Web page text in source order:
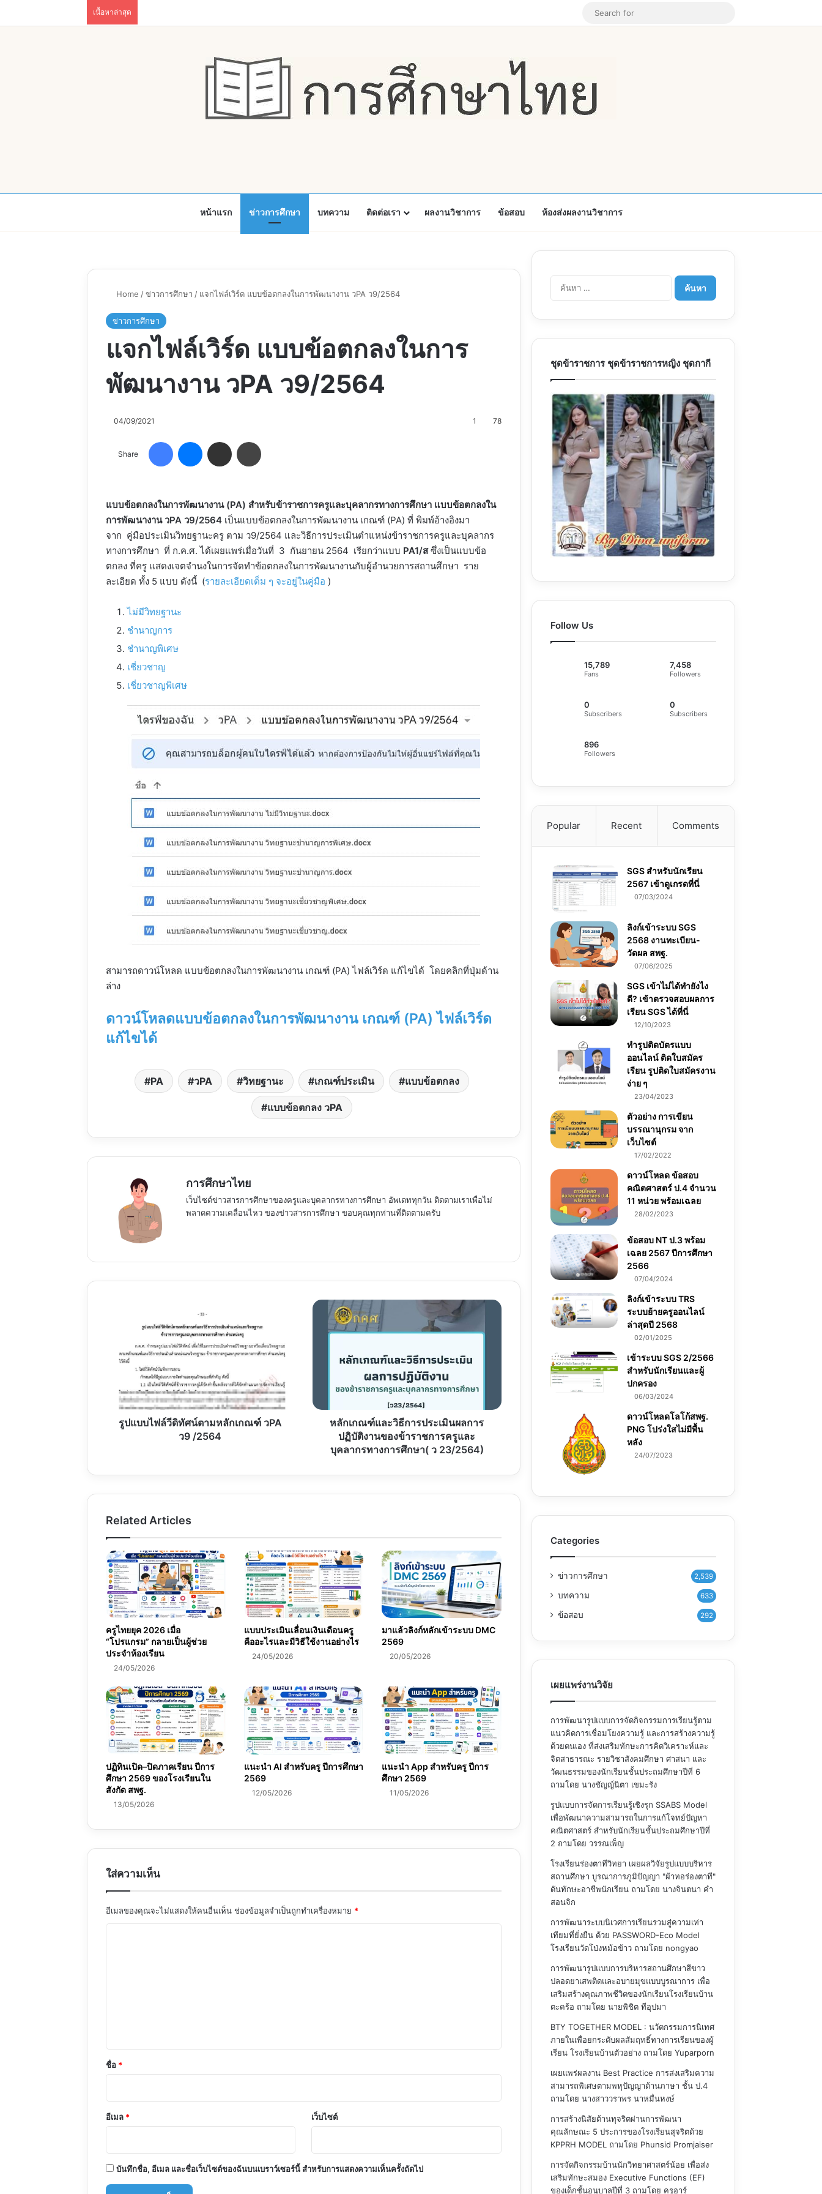
เนื้อหาล่าสุด Instagram
Random Article
หน้าแรก ข่าวการศึกษา บทความ ติดต่อเรา ผลงานวิชาการ ข้อสอบ ห้องส่งผลงานวิชาการ
Home /ข่าวการศึกษา / แจกไฟล์เวิร์ด แบบข้อตกลงในการพัฒนางาน วPA ว9/2564
ข่าวการศึกษา
แจกไฟล์เวิร์ด แบบข้อตกลงในการ
พัฒนางาน วPA ว9/2564
04/09/2021 1 78
Share
FacebookMessenger
Share via Email
แบบข้อตกลงในการพัฒนางาน (PA) สําหรับข้าราชการครูและบุคลากรทางการศึกษา แบบข้อตกลงใน
การพัฒนางาน วPA ว9/2564 เป็นแบบข้อตกลงในการพัฒนางาน เกณฑ์ (PA) ที่ พิมพ์อ้างอิงมา
จาก คู่มือประเมินวิทยฐานะครู ตาม ว9/2564 และวิธีการประเมินตำแหน่งข้าราชการครูและบุคลากร
ทางการศึกษา ที่ ก.ค.ศ. ได้เผยแพร่เมื่อวันที่ 3 กันยายน 2564 เรียกว่าแบบ PA1/สซึ่งเป็นแบบข้อ
ตกลง ที่ครู แสดงเจตจำนงในการจัดทำข้อตกลงในการพัฒนางานกับผู้อำนวยการสถานศึกษา ราย
ละเอียด ทั้ง 5 แบบ ดังนี้ (รายละเอียดเต็ม ๆ จะอยู่ในคู่มือ )
ไม่มีวิทยฐานะ
ชำนาญการ
ชำนาญพิเศษ
เชี่ยวชาญ
เชี่ยวชาญพิเศษ
สามารถดาวน์โหลด แบบข้อตกลงในการพัฒนางาน เกณฑ์ (PA) ไฟล์เวิร์ด แก้ไขได้ โดยคลิกที่ปุ่มด้าน
ล่าง
ดาวน์โหลดแบบข้อตกลงในการพัฒนางาน เกณฑ์ (PA) ไฟล์เวิร์ด
แก้ไขได้
PA วPA วิทยฐานะ เกณฑ์ประเมิน แบบข้อตกลง
แบบข้อตกลง วPA
การศึกษาไทย
เว็บไซต์ข่าวสารการศึกษาของครูและบุคลากรทางการศึกษา อัพเดททุกวัน ติดตามเราเพื่อไม่
พลาดความเคลื่อนไหว ของข่าวสารการศึกษา ขอบคุณทุกท่านที่ติดตามครับ
หลัก
เกณฑ์
รูปแบบไฟล์วีดิทัศน์ตามหลักเกณฑ์ วPA
ว9 /2564
หลัก
เกณฑ์
ปฏิบัติ
ข้าราชการ
23/2564)
หลักเกณฑ์และวิธีการประเมินผลการ
ปฏิบัติงานของข้าราชการครูและ
บุคลากรทางการศึกษา( ว 23/2564)
Related Articles
ครูไทยยุค 2026 เมื่อ
“โปรแกรม” กลายเป็นผู้ช่วย
ประจำห้องเรียน
24/05/2026
แบบประเมินเลื่อนเงินเดือนครู
คืออะไรและมีวิธีใช้งานอย่างไร
24/05/2026
มาแล้วลิงก์หลักเข้าระบบ DMC
2569
20/05/2026
ปฏิทินเปิด–ปิดภาคเรียน ปีการ
ศึกษา 2569 ของโรงเรียนใน
สังกัด สพฐ.
13/05/2026
แนะนำ AI สำหรับครู ปีการศึกษา
2569
12/05/2026
แนะนำ App สำหรับครู ปีการ
ศึกษา 2569
11/05/2026
ใส่ความเห็น
อีเมลของคุณจะไม่แสดงให้คนอื่นเห็น ช่องข้อมูลจำเป็นถูกทำเครื่องหมาย *
*
ชื่อ *
อีเมล * เว็บไซต์
บันทึกชื่อ, อีเมล และชื่อเว็บไซต์ของฉันบนเบราว์เซอร์นี้ สำหรับการแสดงความเห็นครั้งถัดไป
ค้นหา
สำหรับ:
ชุดข้าราชการ ชุดข้าราชการหญิง ชุดกากี
Follow Us
15,789
Fans
7,458
Followers
0
Subscribers
0
Subscribers
896
Followers
Popular Recent Comments
SGS สําหรับนักเรียน
2567 เข้าดูเกรดที่นี่
07/03/2024
ลิงก์เข้าระบบ SGS
2568 งานทะเบียน-
วัดผล สพฐ.
07/06/2025
SGS เข้าไม่ได้ทำยังไง
ดี? เข้าตรวจสอบผลการ
เรียน SGS ได้ที่นี่
12/10/2023
ทำรูปติดบัตรแบบ
ออนไลน์ ติดใบสมัคร
เรียน รูปติดใบสมัครงาน
ง่าย ๆ
23/04/2023
ตัวอย่าง การเขียน
บรรณานุกรม จาก
เว็บไซต์
17/02/2022
ดาวน์โหลด ข้อสอบ
คณิตศาสตร์ ป.4 จำนวน
11 หน่วย พร้อมเฉลย
28/02/2023
ข้อสอบ NT ป.3 พร้อม
เฉลย 2567 ปีการศึกษา
2566
07/04/2024
ลิงก์เข้าระบบ TRS
ระบบย้ายครูออนไลน์
ล่าสุดปี 2568
02/01/2025
เข้าระบบ SGS 2/2566
สำหรับนักเรียนและผู้
ปกครอง
06/03/2024
ดาวน์โหลดโลโก้สพฐ.
PNG โปร่งใสไม่มีพื้น
หลัง
24/07/2023
Categories
ข่าวการศึกษา 2,539
บทความ 633
ข้อสอบ 292
เผยแพร่งานวิจัย
การพัฒนารูปแบบการจัดกิจกรรมการเรียนรู้ตาม
แนวคิดการเชื่อมโยงความรู้ และการสร้างความรู้
ด้วยตนเอง ที่ส่งเสริมทักษะการคิดวิเคราะห์และ
จิตสาธารณะ รายวิชาสังคมศึกษา ศาสนา และ
วัฒนธรรมของนักเรียนชั้นประถมศึกษาปีที่ 6
ถามโดย นางชัญญ์นิตา เขมะรัง
รูปแบบการจัดการเรียนรู้เชิงรุก SSABS Model
เพื่อพัฒนาความสามารถในการแก้โจทย์ปัญหา
คณิตศาสตร์ สำหรับนักเรียนชั้นประถมศึกษาปีที่
2 ถามโดย วรรณเพ็ญ
โรงเรียนร่องตาทีวิทยา เผยผลวิจัยรูปแบบบริหาร
สถานศึกษา บูรณาการภูมิปัญญา "ผ้าทอร่องตาที"
ดันทักษะอาชีพนักเรียนถามโดย นางจินตนา คำ
สอนจิก
การพัฒนาระบบนิเวศการเรียนรวมสู่ความเท่า
เทียมที่ยั่งยืน ด้วย PASSWORD-Eco Model
โรงเรียนวัดโป่งหม้อข้าวถามโดย nongyao
การพัฒนารูปแบบการบริหารสถานศึกษาสีขาว
ปลอดยาเสพติดและอบายมุขแบบบูรณาการ เพื่อ
เสริมสร้างคุณภาพชีวิตของนักเรียนโรงเรียนบ้าน
ตะคร้อ ถามโดย นายพิชิต ทีอุปมา
BTY TOGETHER MODEL : นวัตกรรมการนิเทศ
ภายในเพื่อยกระดับผลสัมฤทธิ์ทางการเรียนของผู้
เรียน โรงเรียนบ้านตัวอย่างถามโดย Yuparporn
เผยแพร่ผลงาน Best Practice การส่งเสริมความ
สามารถพิเศษตามพหุปัญญาด้านภาษา ชั้น ป.4
ถามโดย นางสาววราพร นาหมื่นหงษ์
การสร้างนิสัยต้านทุจริตผ่านการพัฒนา
คุณลักษณะ 5 ประการของโรงเรียนสุจริตด้วย
KPPRH MODELถามโดย Phunsid Promjaiser
การจัดกิจกรรมบ้านนักวิทยาศาสตร์น้อย เพื่อส่ง
เสริมทักษะสมอง Executive Functions (EF)
ของเด็กชั้นอนุบาลปีที่ 3ถามโดย ครูอาร์